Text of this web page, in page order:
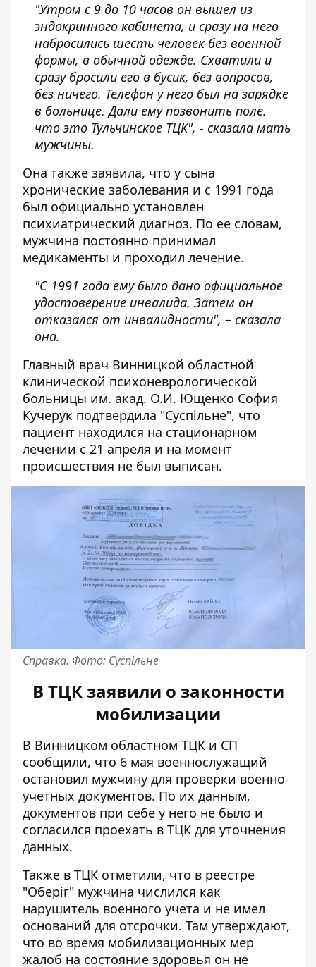
"Утром с 9 до 10 часов он вышел из
эндокринного кабинета, и сразу на него
набросились шесть человек без военной
формы, в обычной одежде. Схватили и
сразу бросили его в бусик, без вопросов,
без ничего. Телефон у него был на зарядке
в больнице. Дали ему позвонить поле.
что это Тульчинское ТЦК", - сказала мать
мужчины.
Она также заявила, что у сына
хронические заболевания и с 1991 года
был официально установлен
психиатрический диагноз. По ее словам,
мужчина постоянно принимал
медикаменты и проходил лечение.
"С 1991 года ему было дано официальное
удостоверение инвалида. Затем он
отказался от инвалидности", – сказала
она.
Главный врач Винницкой областной
клинической психоневрологической
больницы им. акад. О.И. Ющенко София
Кучерук подтвердила "Суспільне", что
пациент находился на стационарном
лечении с 21 апреля и на момент
происшествия не был выписан.
Справка. Фото: Суспільне
В ТЦК заявили о законности
мобилизации
В Винницком областном ТЦК и СП
сообщили, что 6 мая военнослужащий
остановил мужчину для проверки военно-
учетных документов. По их данным,
документов при себе у него не было и
согласился проехать в ТЦК для уточнения
данных.
Также в ТЦК отметили, что в реестре
"Оберіг" мужчина числился как
нарушитель военного учета и не имел
оснований для отсрочки. Там утверждают,
что во время мобилизационных мер
жалоб на состояние здоровья он не